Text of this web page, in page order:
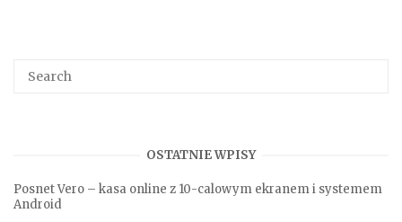
Search
OSTATNIE WPISY
Posnet Vero – kasa online z 10-calowym ekranem i systemem
Android